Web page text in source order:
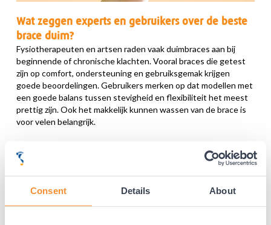
Consent Details About
Wat zeggen experts en gebruikers over de beste
brace duim?
Fysiotherapeuten en artsen raden vaak duimbraces aan bij
beginnende of chronische klachten. Vooral braces die getest
zijn op comfort, ondersteuning en gebruiksgemak krijgen
goede beoordelingen. Gebruikers merken op dat modellen met
een goede balans tussen stevigheid en flexibiliteit het meest
prettig zijn. Ook het makkelijk kunnen wassen van de brace is
voor velen belangrijk.
helpen bij duimklachten?
Bij Podobrace vind je een breed assortiment aan duimbraces
voor uiteenlopende klachten. Of je nu op zoek bent naar een